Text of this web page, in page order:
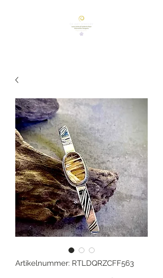
Artikelnummer: RTLDQRZCFF563